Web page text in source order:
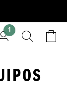
1